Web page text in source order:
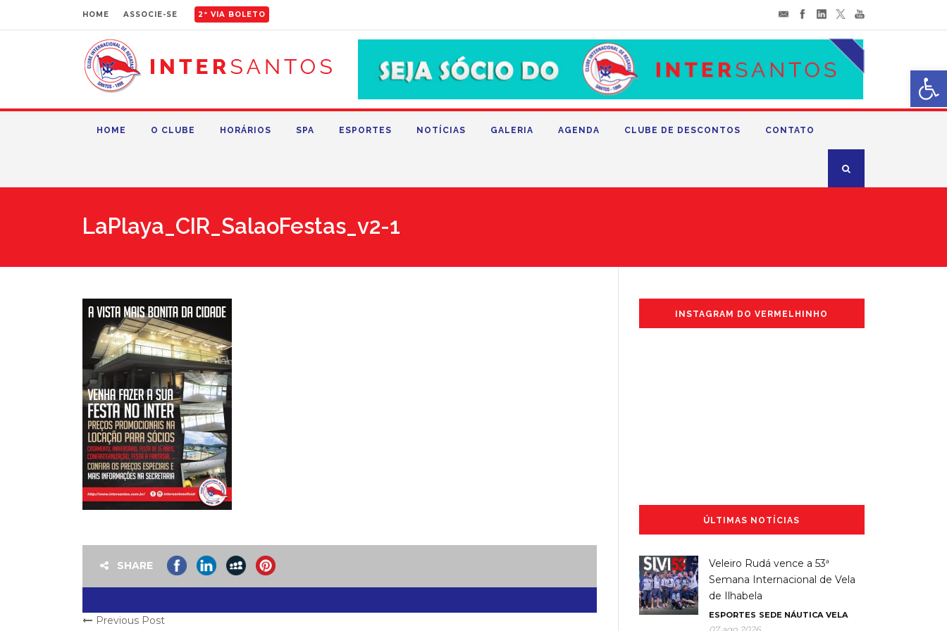
HOME ASSOCIE-SE 2ª VIA BOLETO
HOME O CLUBE HORÁRIOS SPA ESPORTES NOTÍCIAS GALERIA AGENDA CLUBE DE DESCONTOS CONTATO
LaPlaya_CIR_SalaoFestas_v2-1
SHARE
Previous Post
INSTAGRAM DO VERMELHINHO
ÚLTIMAS NOTÍCIAS
Veleiro Rudá vence a 53ª
Semana Internacional de Vela
de Ilhabela
ESPORTES SEDE NÁUTICA VELA
Abrir